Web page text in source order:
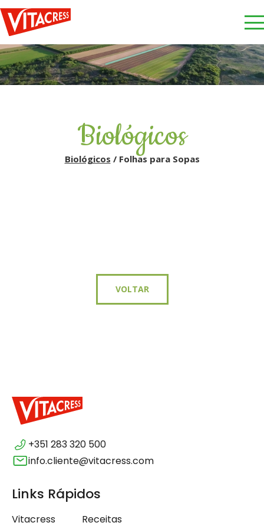
Biológicos
Biológicos / Folhas para Sopas
VOLTAR
+351 283 320 500
info.cliente@vitacress.com
Links Rápidos
Vitacress Receitas